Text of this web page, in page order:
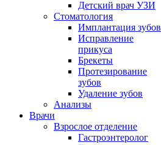
Детский врач УЗИ
Стоматология
Имплантация зубов
Исправление
прикуса
Брекеты
Протезирование
зубов
Удаление зубов
Анализы
Врачи
Взрослое отделение
Гастроэнтеролог